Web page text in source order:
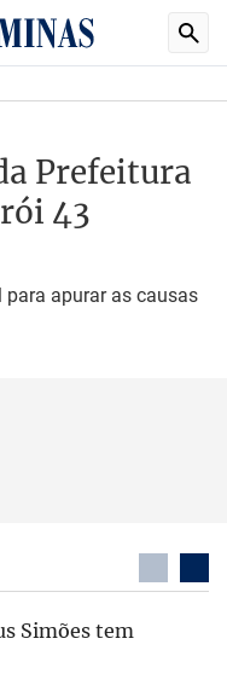
Prefeitura
43
para apurar as causas
Simões tem